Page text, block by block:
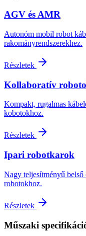
AGV és AMR
Autonóm mobil robot
rakományrendszerekhez.
Részletek
Kollaboratív
Kompakt, rugalmas
kobotokhoz.
Részletek
Ipari robotkarok
Nagy teljesítményű belső
robotokhoz.
Részletek
Műszaki